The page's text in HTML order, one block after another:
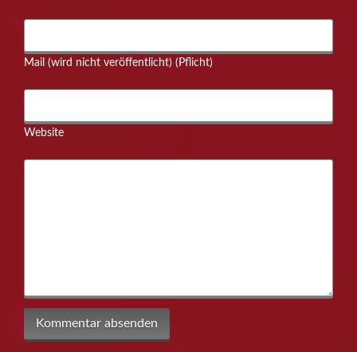
Mail (wird nicht veröffentlicht) (Pflicht)
Website